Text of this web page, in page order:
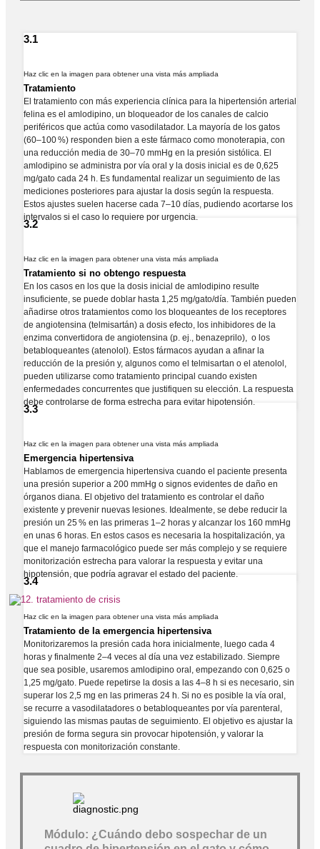
3.1
Haz clic en la imagen para obtener una vista más ampliada
Tratamiento
El tratamiento con más experiencia clínica para la hipertensión arterial
felina es el amlodipino, un bloqueador de los canales de calcio
periféricos que actúa como vasodilatador. La mayoría de los gatos
(60–100 %) responden bien a este fármaco como monoterapia, con
una reducción media de 30–70 mmHg en la presión sistólica. El
amlodipino se administra por vía oral y la dosis inicial es de 0,625
mg/gato cada 24 h. Es fundamental realizar un seguimiento de las
mediciones posteriores para ajustar la dosis según la respuesta.
Estos ajustes suelen hacerse cada 7–10 días, pudiendo acortarse los
intervalos si el caso lo requiere por urgencia.
3.2
Haz clic en la imagen para obtener una vista más ampliada
Tratamiento si no obtengo respuesta
En los casos en los que la dosis inicial de amlodipino resulte
insuficiente, se puede doblar hasta 1,25 mg/gato/día. También pueden
añadirse otros tratamientos como los bloqueantes de los receptores
de angiotensina (telmisartán) a dosis efecto, los inhibidores de la
enzima convertidora de angiotensina (p. ej., benazeprilo), o los
betabloqueantes (atenolol). Estos fármacos ayudan a afinar la
reducción de la presión y, algunos como el telmisartan o el atenolol,
pueden utilizarse como tratamiento principal cuando existen
enfermedades concurrentes que justifiquen su elección. La respuesta
debe controlarse de forma estrecha para evitar hipotensión.
3.3
Haz clic en la imagen para obtener una vista más ampliada
Emergencia hipertensiva
Hablamos de emergencia hipertensiva cuando el paciente presenta
una presión superior a 200 mmHg o signos evidentes de daño en
órganos diana. El objetivo del tratamiento es controlar el daño
existente y prevenir nuevas lesiones. Idealmente, se debe reducir la
presión un 25 % en las primeras 1–2 horas y alcanzar los 160 mmHg
en unas 6 horas. En estos casos es necesaria la hospitalización, ya
que el manejo farmacológico puede ser más complejo y se requiere
monitorización estrecha para valorar la respuesta y evitar una
hipotensión, que podría agravar el estado del paciente.
3.4
Haz clic en la imagen para obtener una vista más ampliada
Tratamiento de la emergencia hipertensiva
Monitorizaremos la presión cada hora inicialmente, luego cada 4
horas y finalmente 2–4 veces al día una vez estabilizado. Siempre
que sea posible, usaremos amlodipino oral, empezando con 0,625 o
1,25 mg/gato. Puede repetirse la dosis a las 4–8 h si es necesario, sin
superar los 2,5 mg en las primeras 24 h. Si no es posible la vía oral,
se recurre a vasodilatadores o betabloqueantes por vía parenteral,
siguiendo las mismas pautas de seguimiento. El objetivo es ajustar la
presión de forma segura sin provocar hipotensión, y valorar la
respuesta con monitorización constante.
Módulo: ¿Cuándo debo sospechar de un